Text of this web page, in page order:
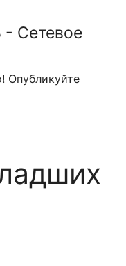
Сетевое
Опубликуйте